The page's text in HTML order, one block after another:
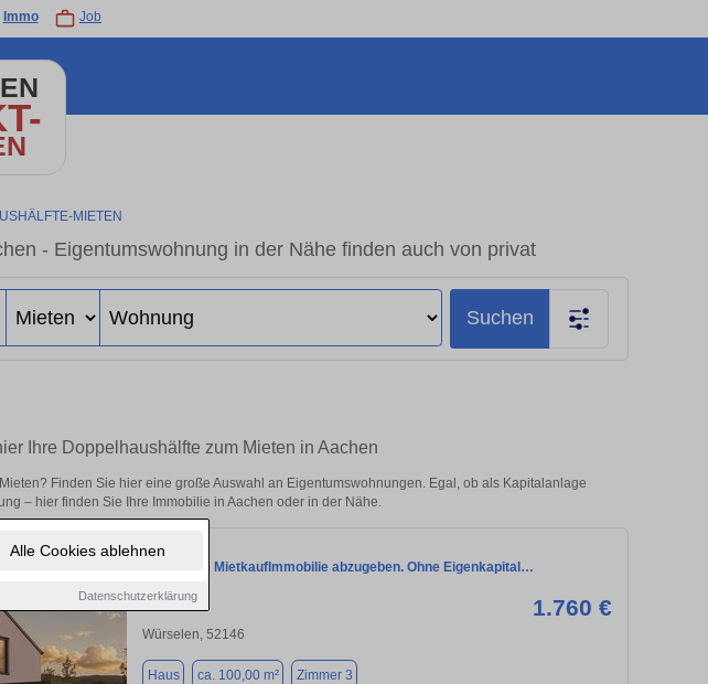
Alle Cookies ablehnen
Datenschutzerklärung
Immo Job
MIETEN
- Eigentumswohnung in der Nähe finden auch von privat
Suchen
Ihre Doppelhaushälfte zum Mieten in Aachen
Finden Sie hier eine große Auswahl an Eigentumswohnungen. Egal, ob als Kapitalanlage
– hier finden Sie Ihre Immobilie in Aachen oder in der Nähe.
Preiswerte MietkaufImmobilie abzugeben. Ohne Eigenkapital…
1.760 €
Würselen, 52146
Haus ca. 100,00 m² Zimmer 3